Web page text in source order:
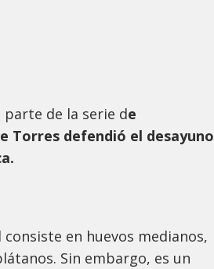
parte de la serie de
Torres defendió el desayuno
en huevos medianos,
Sin embargo, es un